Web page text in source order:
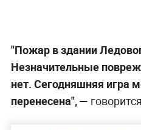
"Пожар в здании
Незначительные
нет. Сегодняшняя игра
перенесена",—